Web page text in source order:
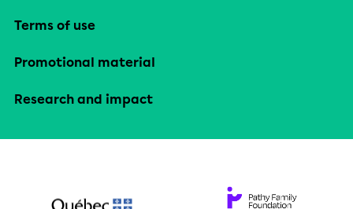
Terms of use
Promotional material
Research and impact